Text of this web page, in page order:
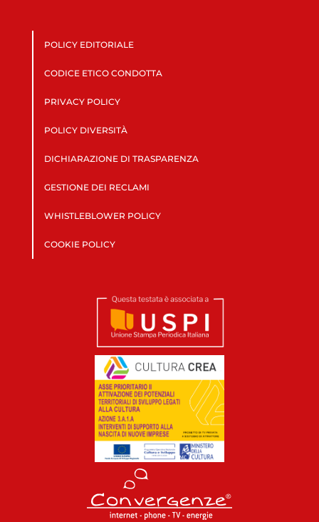
POLICY EDITORIALE
CODICE ETICO CONDOTTA
PRIVACY POLICY
POLICY DIVERSITÀ
DICHIARAZIONE DI TRASPARENZA
GESTIONE DEI RECLAMI
WHISTLEBLOWER POLICY
COOKIE POLICY